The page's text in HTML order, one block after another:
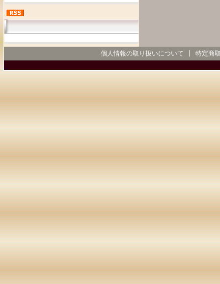
個人情報の取り扱いについて 特定商